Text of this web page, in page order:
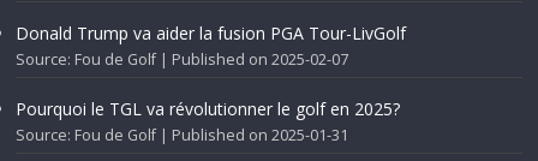
Donald Trump va aider la fusion PGA Tour-LivGolf
Source: Fou de Golf Published on 2025-02-07
Pourquoi le TGL va révolutionner le golf en 2025?
Source: Fou de Golf Published on 2025-01-31